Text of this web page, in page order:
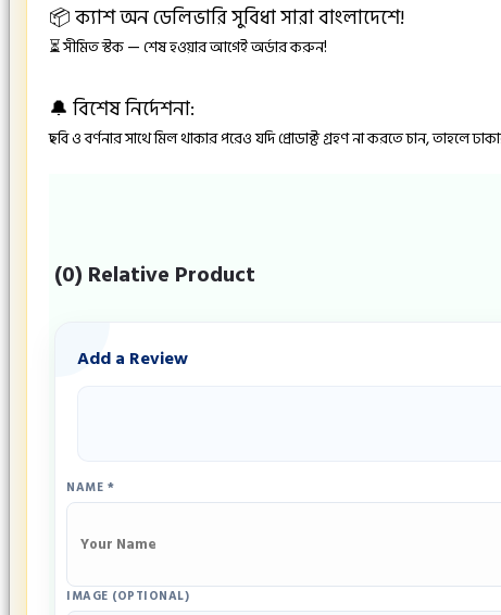
📦 ক্যাশ অন ডেলিভারি সুবিধা সারা বাংলাদেশে!
⏳ সীমিত স্টক — শেষ হওয়ার আগেই অর্ডার করুন!
🔔 বিশেষ নির্দেশনা:
ছবি ও বর্ণনার সাথে মিল থাকার পরেও যদি প্রোডাক্ট গ্রহণ না করতে চান, তাহলে
(0) Relative Product
Add a Review
NAME *
IMAGE (OPTIONAL)